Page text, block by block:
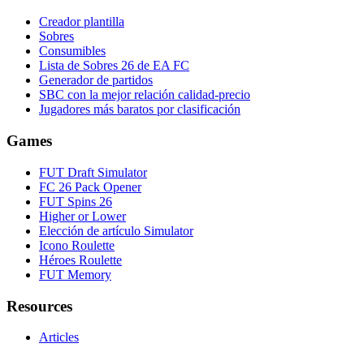
Creador plantilla
Sobres
Consumibles
Lista de Sobres 26 de EA FC
Generador de partidos
SBC con la mejor relación calidad-precio
Jugadores más baratos por clasificación
Games
FUT Draft Simulator
FC 26 Pack Opener
FUT Spins 26
Higher or Lower
Elección de artículo Simulator
Icono Roulette
Héroes Roulette
FUT Memory
Resources
Articles